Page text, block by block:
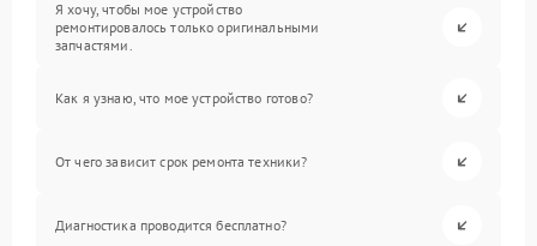
Я хочу, чтобы мое устройство
ремонтировалось только оригинальными
запчастями.
Как я узнаю, что мое устройство готово?
От чего зависит срок ремонта техники?
Диагностика проводится бесплатно?